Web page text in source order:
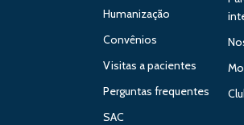
Humanização
Convênios
Visitas a pacientes
Perguntas frequentes
SAC